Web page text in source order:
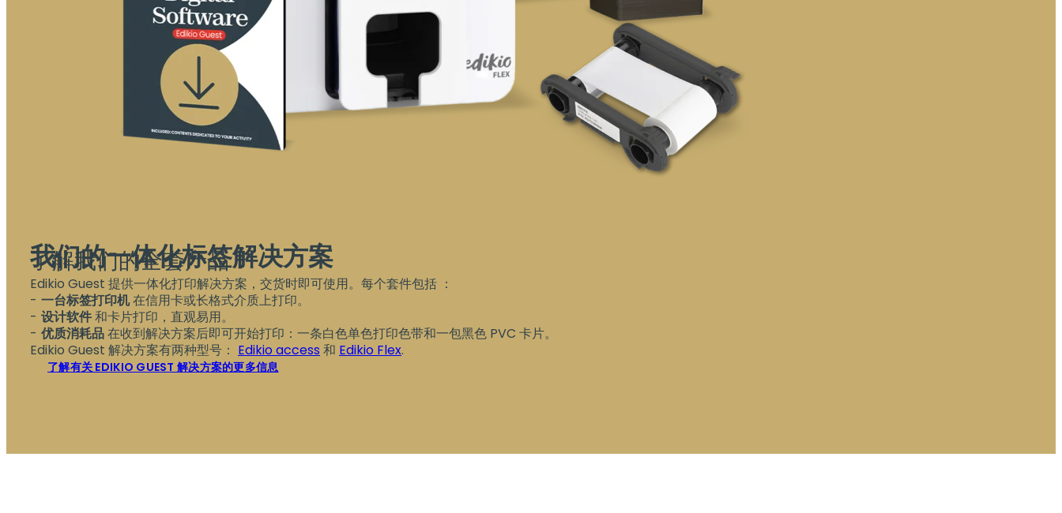
我们的一体化标签解决方案
了解我们的全套产品
Edikio Guest 提供一体化打印解决方案，交货时即可使用。每个套件包括 ：
一台标签打印机在信用卡或长格式介质上打印。
设计软件和卡片打印，直观易用。
优质消耗品在收到解决方案后即可开始打印：一条白色单色打印色带和一包黑色 PVC 卡片。
Edikio Guest 解决方案有两种型号： Edikio access 和 Edikio Flex.
了解有关 EDIKIO GUEST 解决方案的更多信息